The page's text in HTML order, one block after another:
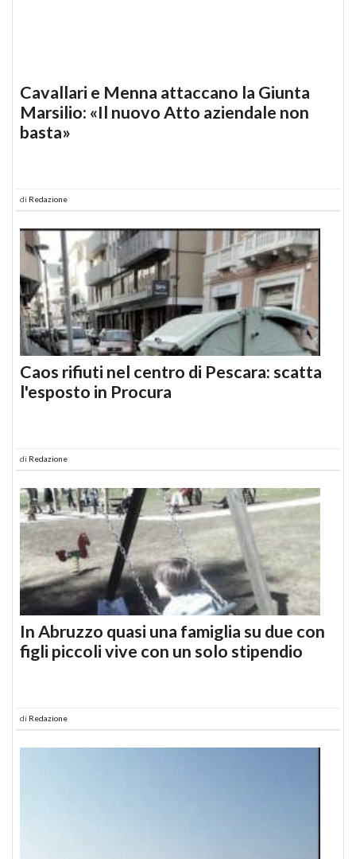
Cavallari e Menna attaccano la Giunta
Marsilio: «Il nuovo Atto aziendale non
basta»
di Redazione
Caos rifiuti nel centro di Pescara: scatta
l'esposto in Procura
di Redazione
In Abruzzo quasi una famiglia su due con
figli piccoli vive con un solo stipendio
di Redazione